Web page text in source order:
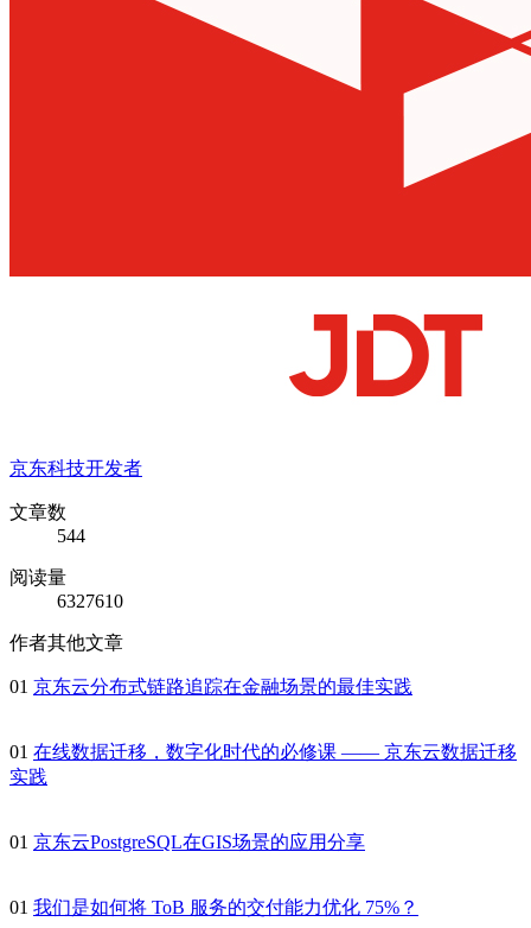
京东科技开发者
文章数
544
阅读量
6327610
作者其他文章
01 京东云分布式链路追踪在金融场景的最佳实践
01 在线数据迁移，数字化时代的必修课 —— 京东云数据迁移
实践
01 京东云PostgreSQL在GIS场景的应用分享
01 我们是如何将 ToB 服务的交付能力优化 75%？